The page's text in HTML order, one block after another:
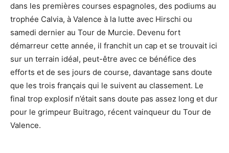
dans les premières courses espagnoles, des podiums au
trophée Calvia, à Valence à la lutte avec Hirschi ou
samedi dernier au Tour de Murcie. Devenu fort
démarreur cette année, il franchit un cap et se trouvait ici
sur un terrain idéal, peut-être avec ce bénéfice des
efforts et de ses jours de course, davantage sans doute
que les trois français qui le suivent au classement. Le
final trop explosif n’était sans doute pas assez long et dur
pour le grimpeur Buitrago, récent vainqueur du Tour de
Valence.